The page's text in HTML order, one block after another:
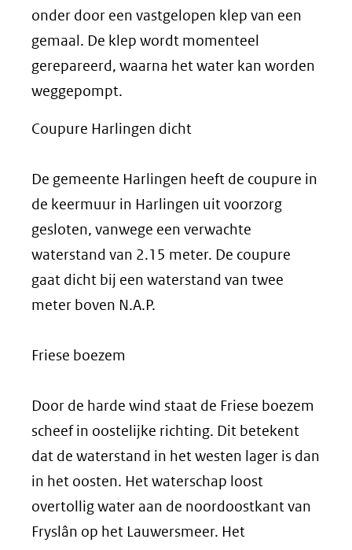
onder door een vastgelopen klep van een
gemaal. De klep wordt momenteel
gerepareerd, waarna het water kan worden
weggepompt.
Coupure Harlingen dicht
De gemeente Harlingen heeft de coupure in
de keermuur in Harlingen uit voorzorg
gesloten, vanwege een verwachte
waterstand van 2.15 meter. De coupure
gaat dicht bij een waterstand van twee
meter boven N.A.P.
Friese boezem
Door de harde wind staat de Friese boezem
scheef in oostelijke richting. Dit betekent
dat de waterstand in het westen lager is dan
in het oosten. Het waterschap loost
overtollig water aan de noordoostkant van
Fryslân op het Lauwersmeer. Het